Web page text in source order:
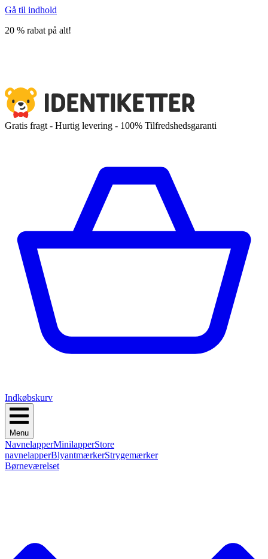
Gå til indhold
20 % rabat på alt!
Gratis fragt - Hurtig levering - 100% Tilfredshedsgaranti
Indkøbskurv
Menu
NavnelapperMinilapperStore
navnelapperBlyantmærkerStrygemærker
Børneværelset